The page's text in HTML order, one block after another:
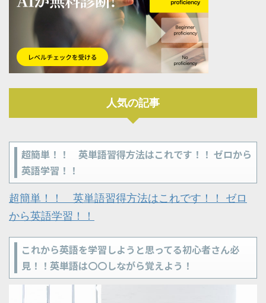
人気の記事
超簡単！！ 英単語習得方法はこれです！！ ゼロから
英語学習！！
超簡単！！ 英単語習得方法はこれです！！ ゼロ
から英語学習！！
これから英語を学習しようと思ってる初心者さん必
見！！英単語は〇〇しながら覚えよう！